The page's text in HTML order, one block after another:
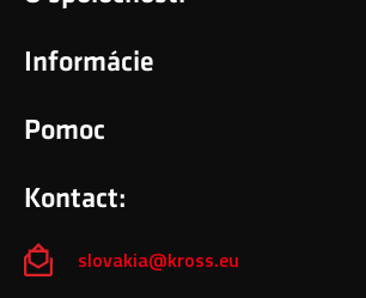
Informácie
Pomoc
Kontact:
slovakia@kross.eu